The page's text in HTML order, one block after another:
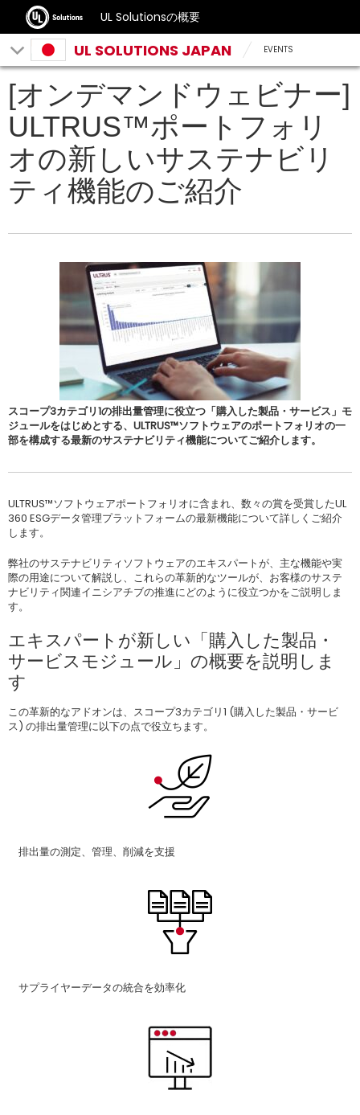
UL Solutionsの概要
UL SOLUTIONS JAPAN EVENTS
[オンデマンドウェビナー]
ULTRUS™ポートフォリ
オの新しいサステナビリ
ティ機能のご紹介
スコープ3カテゴリ1の排出量管理に役立つ「購入した製品・サービス」モ
ジュールをはじめとする、ULTRUS™ソフトウェアのポートフォリオの一
部を構成する最新のサステナビリティ機能についてご紹介します。
ULTRUS™ソフトウェアポートフォリオに含まれ、数々の賞を受賞したUL
360 ESGデータ管理プラットフォームの最新機能について詳しくご紹介
します。
弊社のサステナビリティソフトウェアのエキスパートが、主な機能や実
際の用途について解説し、これらの革新的なツールが、お客様のサステ
ナビリティ関連イニシアチブの推進にどのように役立つかをご説明しま
す。
エキスパートが新しい「購入した製品・
サービスモジュール」の概要を説明しま
す
この革新的なアドオンは、スコープ3カテゴリ1 (購入した製品・サービ
ス) の排出量管理に以下の点で役立ちます。
排出量の測定、管理、削減を支援
サプライヤーデータの統合を効率化